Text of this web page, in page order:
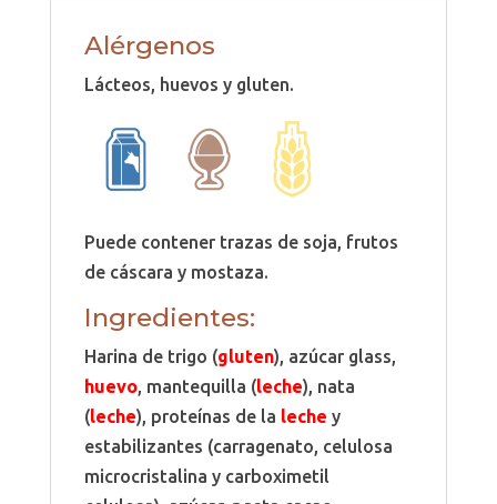
Alérgenos
Lácteos, huevos y gluten.
Puede contener trazas de soja, frutos
de cáscara y mostaza.
Ingredientes:
Harina de trigo (gluten), azúcar glass,
huevo, mantequilla (leche), nata
(leche), proteínas de la leche y
estabilizantes (carragenato, celulosa
microcristalina y carboximetil